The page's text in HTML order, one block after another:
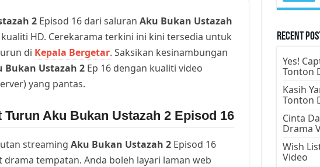
2Episod 16 dari saluran Aku Bukan Ustazah
HD. Cerekarama terkini ini kini tersedia untuk
di Kepala Bergetar. Saksikan kesinambungan
Bukan Ustazah 2Ep 16 dengan kualiti video
yang pantas.
Turun Aku Bukan Ustazah 2 Episod 16
streaming Aku Bukan Ustazah 2Episod 16
tempatan. Anda boleh layari laman web
Recent
Yes!
Tonton
Kasih
Tonton
Cinta
Drama
Wish
Video